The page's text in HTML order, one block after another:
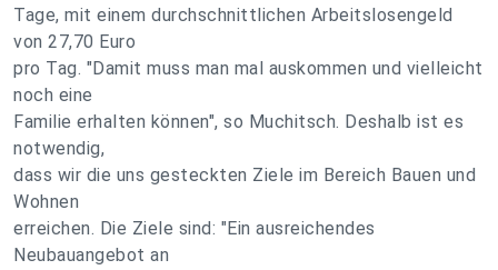
Tage, mit einem durchschnittlichen Arbeitslosengeld
von 27,70 Euro
pro Tag. "Damit muss man mal auskommen und vielleicht
noch eine
Familie erhalten können", so Muchitsch. Deshalb ist es
notwendig,
dass wir die uns gesteckten Ziele im Bereich Bauen und
Wohnen
erreichen. Die Ziele sind: "Ein ausreichendes
Neubauangebot an